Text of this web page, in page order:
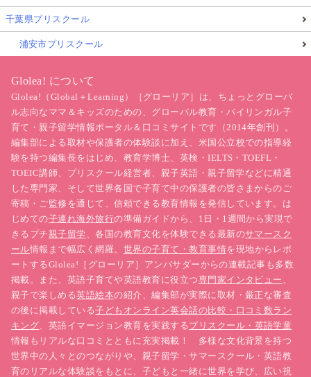
千葉県プリスクール
浦安市プリスクール
Glolea! について
Glolea!（Global＋Learning）［グローリア］は、ちょっとグローバ
ル志向なママ＆キッズのための、グローバル教育・バイリンガル子
育て・親子留学情報ポータル＆口コミサイトです（2014年創刊）。
編集部による取材や保護者の体験談に加え、米国公立校での指導経
験を持つ編集長をはじめ、教育学博士、英検・IELTS・TOEFL・
TOEIC講師、プリスクール経営者、親子英語・親子留学などに精通
した専門家、そして世界各国で子育て中の保護者の皆さまからのご
寄稿・ご監修を通じて、信頼できる教育情報を発信しています。は
じめての子連れ海外旅行の準備ガイドから、1日・1週間から実現で
きるプチ親子留学、各国の教育文化を体験できる最新のサマースク
ール情報まで幅広く網羅。 世界の子育て・教育事情を現地からレポ
ートするGlolea!［グローリア］アンバサダーからの連載記事も多数
掲載。また、英語子育てや英語教育に役立つ専門家インタビュー 、
親子で楽しめる英語絵本の紹介、編集部が実際に取材・厳正な審査
の後に掲載している子どもオンライン英会話の比較・口コミ数ラン
キング、英語イマージョン教育を実践するプリスクール・英語学童
情報もリアルな口コミとともに充実掲載！ 多様な文化背景を持つ
世界中の人々とのつながりや、親子留学・サマースクール・英語教
育のリアルな体験談をもとに、子どもと一緒に世界を学び、広い視